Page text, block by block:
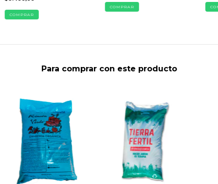
COMPRAR
COMPRAR
Para comprar con este producto